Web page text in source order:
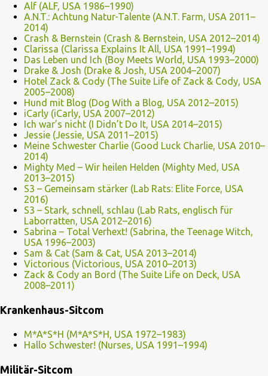
Alf (ALF, USA 1986–1990)
A.N.T.: Achtung Natur-Talente (A.N.T. Farm, USA 2011–
2014)
Crash & Bernstein (Crash & Bernstein, USA 2012–2014)
Clarissa (Clarissa Explains It All, USA 1991–1994)
Das Leben und Ich (Boy Meets World, USA 1993–2000)
Drake & Josh (Drake & Josh, USA 2004–2007)
Hotel Zack & Cody (The Suite Life of Zack & Cody, USA
2005–2008)
Hund mit Blog (Dog With a Blog, USA 2012–2015)
iCarly (iCarly, USA 2007–2012)
Ich war’s nicht (I Didn’t Do It, USA 2014–2015)
Jessie (Jessie, USA 2011–2015)
Meine Schwester Charlie (Good Luck Charlie, USA 2010–
2014)
Mighty Med – Wir heilen Helden (Mighty Med, USA
2013–2015)
S3 – Gemeinsam stärker (Lab Rats: Elite Force, USA
2016)
S3 – Stark, schnell, schlau (Lab Rats, englisch für
Laborratten, USA 2012–2016)
Sabrina – Total Verhext! (Sabrina, the Teenage Witch,
USA 1996–2003)
Sam & Cat (Sam & Cat, USA 2013–2014)
Victorious (Victorious, USA 2010–2013)
Zack & Cody an Bord (The Suite Life on Deck, USA
2008–2011)
Krankenhaus-Sitcom
M*A*S*H (M*A*S*H, USA 1972–1983)
Hallo Schwester! (Nurses, USA 1991–1994)
Militär-Sitcom